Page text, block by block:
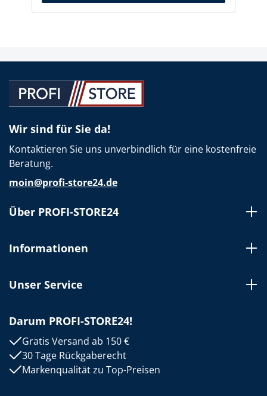
Wir sind für Sie da!
Kontaktieren Sie uns unverbindlich für eine kostenfreie
Beratung.
moin@profi-store24.de
Über PROFI-STORE24
Informationen
Unser Service
Darum PROFI-STORE24!
Gratis Versand ab 150 €
30 Tage Rückgaberecht
Markenqualität zu Top-Preisen